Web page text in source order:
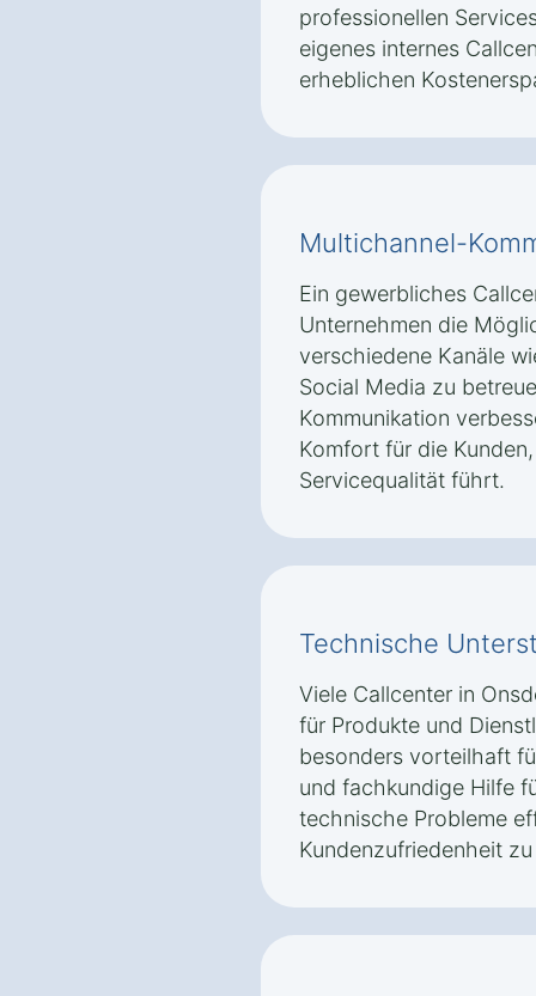
professionellen
eigenes internes
erheblichen
Multichannel-
Ein gewerbliches
Unternehmen die
verschiedene Kanäle
Social Media zu
Kommunikation
Komfort für die
Servicequalität führt.
Technische
Viele Callcenter in
für Produkte und
besonders vorteilhaft
und fachkundige Hilfe
technische Probleme
Kundenzufriedenheit